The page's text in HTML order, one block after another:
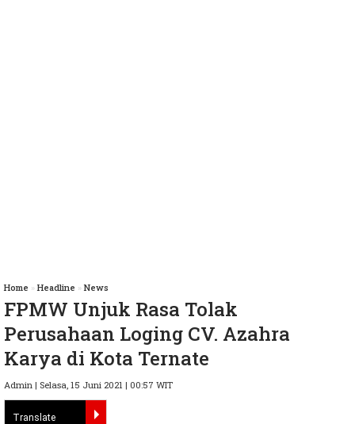
Home » Headline » News
FPMW Unjuk Rasa Tolak
Perusahaan Loging CV. Azahra
Karya di Kota Ternate
Admin | Selasa, 15 Juni 2021 | 00:57 WIT